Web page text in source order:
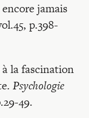
jamais
p.398-
la fascination
Psychologie
49.